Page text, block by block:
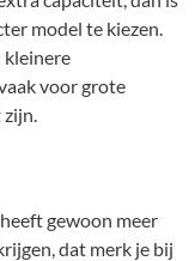
model te kiezen.
kleinere
voor grote
zijn.
gewoon meer
dat merk je bij